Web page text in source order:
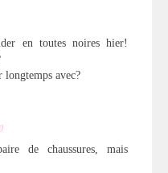
en toutes noires hier!
longtemps avec?
de chaussures, mais